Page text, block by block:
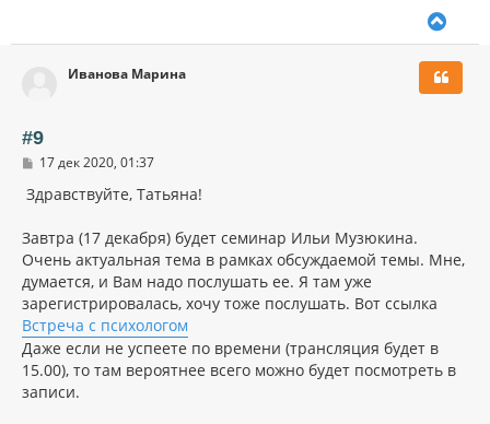
у
а
Иванова Марина
#9
С
о
б
е
н
и
е
17 дек 2020, 01:37
Здравствуйте, Татьяна!
Завтра (17 декабря) будет семинар Ильи Музюкина.
Очень актуальная тема в рамках обсуждаемой темы. Мне,
думается, и Вам надо послушать ее. Я там уже
зарегистрировалась, хочу тоже послушать. Вот ссылка
Встреча с психологом
Даже если не успеете по времени (трансляция будет в
15.00), то там вероятнее всего можно будет посмотреть в
записи.